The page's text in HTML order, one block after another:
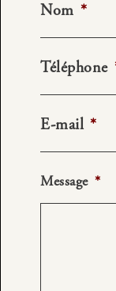
Nom *
Téléphone
E-mail *
Message *